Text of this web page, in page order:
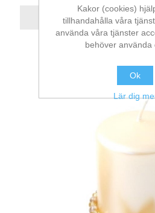
Kakor (cookies)
tillhandahålla våra
använda våra tjänster
behöver använda
Ok
Lär dig